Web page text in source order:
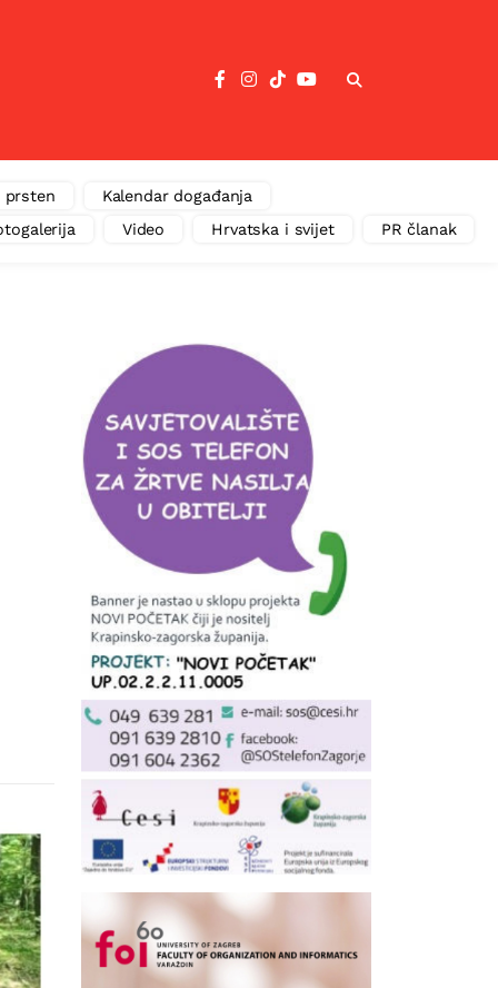
prsten
Kalendar događanja
Video Hrvatska i svijet PR članak